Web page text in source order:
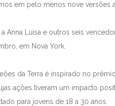
em pelo menos nove versões
Anna Luisa e outros seis
em Nova York.
da Terra é inspirado no
ações tiveram um impacto
para jovens de 18 a 30 anos.